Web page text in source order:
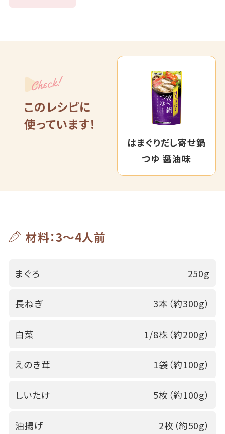
Check!
このレシピに
使っています！
はまぐりだし寄せ鍋
つゆ 醤油味
材料：3～4人前
まぐろ 250g
長ねぎ 3本（約300g）
白菜 1/8株（約200g）
えのき茸 1袋（約100g）
しいたけ 5枚（約100g）
油揚げ 2枚（約50g）